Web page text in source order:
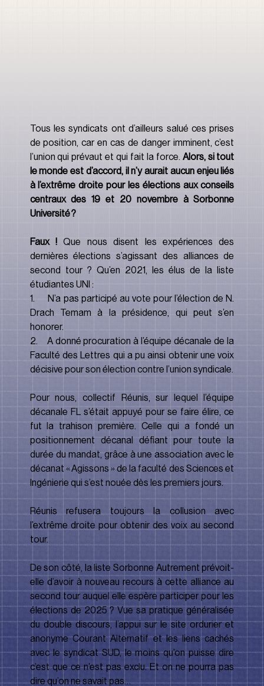
Tous les syndicats ont d’ailleurs salué ces prises
de position, car en cas de danger imminent, c’est
l’union qui prévaut et qui fait la force. Alors, si tout
le monde est d’accord, il n’y aurait aucun enjeu liés
à l’extrême droite pour les élections aux conseils
centraux des 19 et 20 novembre à Sorbonne
Université ?
Faux ! Que nous disent les expériences des
dernières élections s’agissant des alliances de
second tour ? Qu’en 2021, les élus de la liste
étudiantes UNI :
1.       N’a pas participé au vote pour l’élection de N.
Drach Temam à la présidence, qui peut s’en
honorer.
2.     A donné procuration à l’équipe décanale de la
Faculté des Lettres qui a pu ainsi obtenir une voix
décisive pour son élection contre l’union syndicale.
Pour nous, collectif Réunis, sur lequel l’équipe
décanale FL s’était appuyé pour se faire élire, ce
fut la trahison première. Celle qui a fondé un
positionnement décanal défiant pour toute la
durée du mandat, grâce à une association avec le
décanat « Agissons » de la faculté des Sciences et
Ingénierie qui s’est nouée dès les premiers jours.
Réunis refusera toujours la collusion avec
l’extrême droite pour obtenir des voix au second
tour.
De son côté, la liste Sorbonne Autrement prévoit-
elle d’avoir à nouveau recours à cette alliance au
second tour auquel elle espère participer pour les
élections de 2025 ? Vue sa pratique généralisée
du double discours, l’appui sur le site ordurier et
anonyme Courant Alternatif et les liens cachés
avec le syndicat SUD, le moins qu’on puisse dire
c’est que ce n’est pas exclu. Et on ne pourra pas
dire qu’on ne savait pas…